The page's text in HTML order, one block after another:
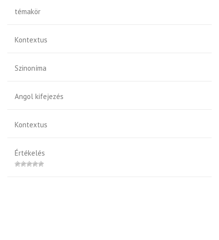
témakör
Kontextus
Szinoníma
Angol kifejezés
Kontextus
Értékelés